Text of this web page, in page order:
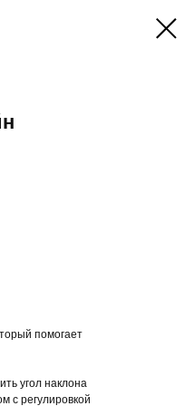
помогает
угол наклона
с регулировкой